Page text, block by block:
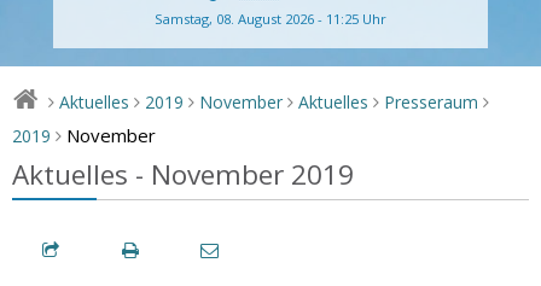
Samstag, 08. August 2026 - 11:25 Uhr
> Aktuelles > 2019 > November > Aktuelles > Presseraum >
2019 > November
Aktuelles - November 2019